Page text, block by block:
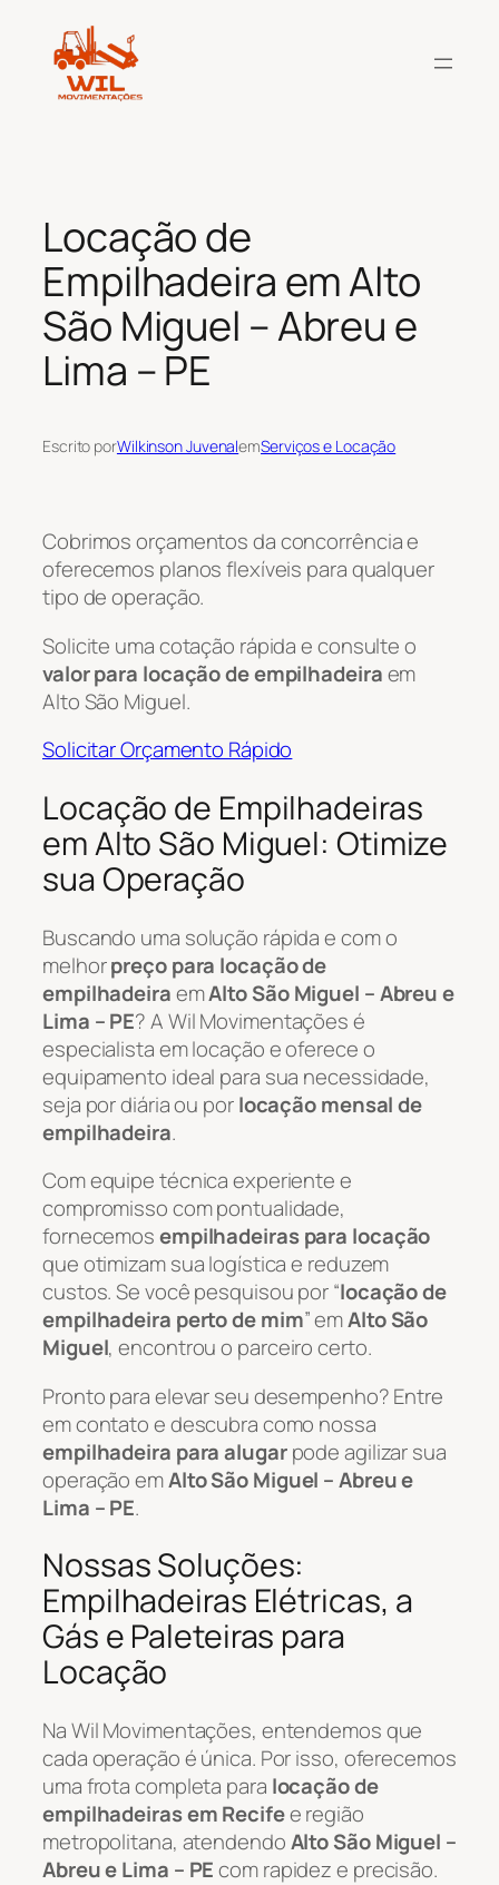
conteúdo
Locação de
Empilhadeira em Alto
São Miguel – Abreu e
Lima – PE
Escrito porWilkinson JuvenalemServiços e Locação
Cobrimos orçamentos da concorrência e
oferecemos planos flexíveis para qualquer
tipo de operação.
Solicite uma cotação rápida e consulte o
valor para locação de empilhadeiraem
Alto São Miguel.
Solicitar Orçamento Rápido
Locação de Empilhadeiras
em Alto São Miguel: Otimize
sua Operação
Buscando uma solução rápida e com o
melhorpreço para locação de
empilhadeiraemAlto São Miguel – Abreu e
Lima – PE? A Wil Movimentações é
especialista em locação e oferece o
equipamento ideal para sua necessidade,
seja por diária ou porlocação mensal de
empilhadeira.
Com equipe técnica experiente e
compromisso com pontualidade,
fornecemosempilhadeiras para locação
que otimizam sua logística e reduzem
custos. Se você pesquisou por “locação de
empilhadeira perto de mim” emAlto São
Miguel, encontrou o parceiro certo.
Pronto para elevar seu desempenho? Entre
em contato e descubra como nossa
empilhadeira para alugarpode agilizar sua
operação emAlto São Miguel – Abreu e
Lima – PE.
Nossas Soluções:
Empilhadeiras Elétricas, a
Gás e Paleteiras para
Locação
Na Wil Movimentações, entendemos que
cada operação é única. Por isso, oferecemos
uma frota completa para locação de
empilhadeiras em Recifee região
metropolitana, atendendoAlto São Miguel –
Abreu e Lima – PEcom rapidez e precisão.